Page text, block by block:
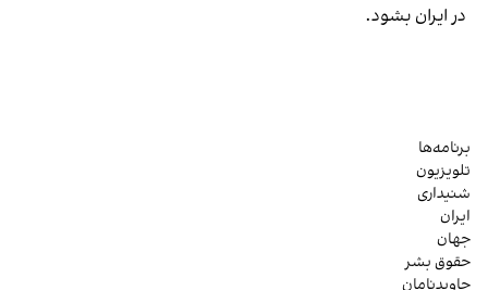
در ایران بشود.
برنامه‌ها
تلویزیون
شنیداری
ایران
جهان
حقوق بشر
جاویدنامان